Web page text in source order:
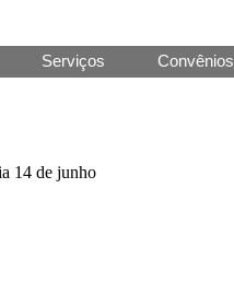
Serviços Convênios
14 de junho